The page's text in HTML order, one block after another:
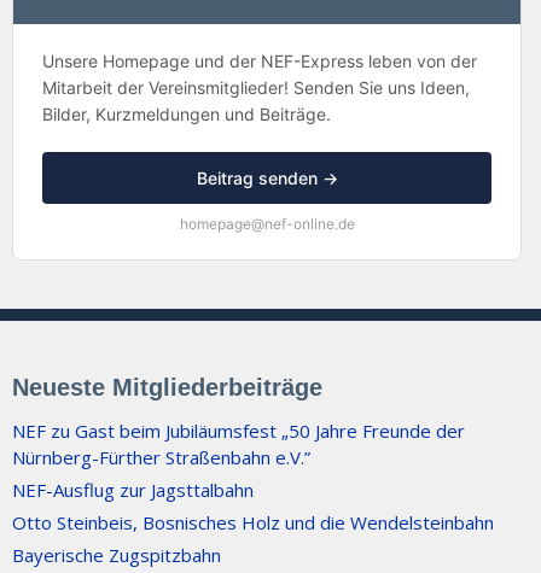
Unsere Homepage und der NEF-Express leben von der
Mitarbeit der Vereinsmitglieder! Senden Sie uns Ideen,
Bilder, Kurzmeldungen und Beiträge.
Beitrag senden →
homepage@nef-online.de
Neueste Mitgliederbeiträge
NEF zu Gast beim Jubiläumsfest „50 Jahre Freunde der
Nürnberg-Fürther Straßenbahn e.V.”
NEF-Ausflug zur Jagsttalbahn
Otto Steinbeis, Bosnisches Holz und die Wendelsteinbahn
Bayerische Zugspitzbahn